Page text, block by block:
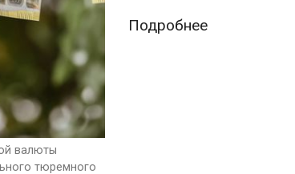
валюты
тюремного
ПодробнееОтмывание